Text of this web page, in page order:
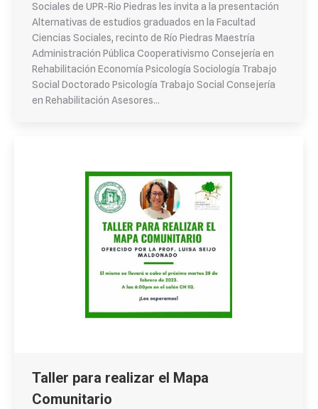
Sociales de UPR-Rio Piedras les invita a la presentación
Alternativas de estudios graduados en la Facultad
Ciencias Sociales, recinto de Río Piedras Maestría
Administración Pública Cooperativismo Consejería en
Rehabilitación Economía Psicología Sociología Trabajo
Social Doctorado Psicología Trabajo Social Consejería
en Rehabilitación Asesores…
Taller para realizar el Mapa
Comunitario